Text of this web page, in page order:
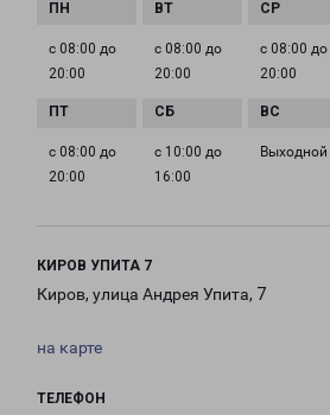
с 08:00 до
20:00
с 08:00 до
20:00
с 08:00 до
20:00
с 08:00 до
20:00
с 10:00 до
16:00
Выходной
КИРОВ УПИТА 7
Киров, улица Андрея Упита, 7
на карте
ТЕЛЕФОН